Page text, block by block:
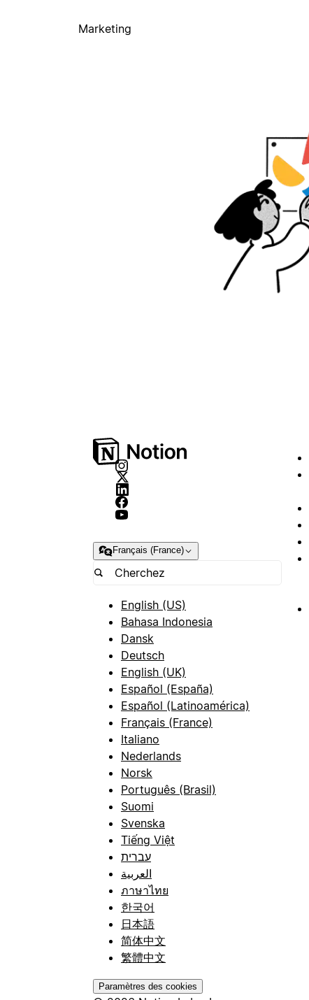
Marketing
Français (France)
English (US)
Bahasa Indonesia
Dansk
Deutsch
English (UK)
Español (España)
Español (Latinoamérica)
Français (France)
Italiano
Nederlands
Norsk
Português (Brasil)
Suomi
Svenska
Tiếng Việt
עברית
العربية
ภาษาไทย
한국어
日本語
简体中文
繁體中文
Paramètres des cookies